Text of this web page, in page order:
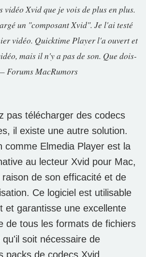
vidéo Xvid que je vois de plus en plus.
un "composant Xvid". Je l'ai testé
vidéo. Quicktime Player l'a ouvert et
mais il n'y a pas de son. Que dois-
Forums MacRumors
pas télécharger des codecs
il existe une autre solution.
comme Elmedia Player est la
au lecteur Xvid pour Mac,
de son efficacité et de
Ce logiciel est utilisable
et garantisse une excellente
de tous les formats de fichiers
soit nécessaire de
packs de codecs Xvid